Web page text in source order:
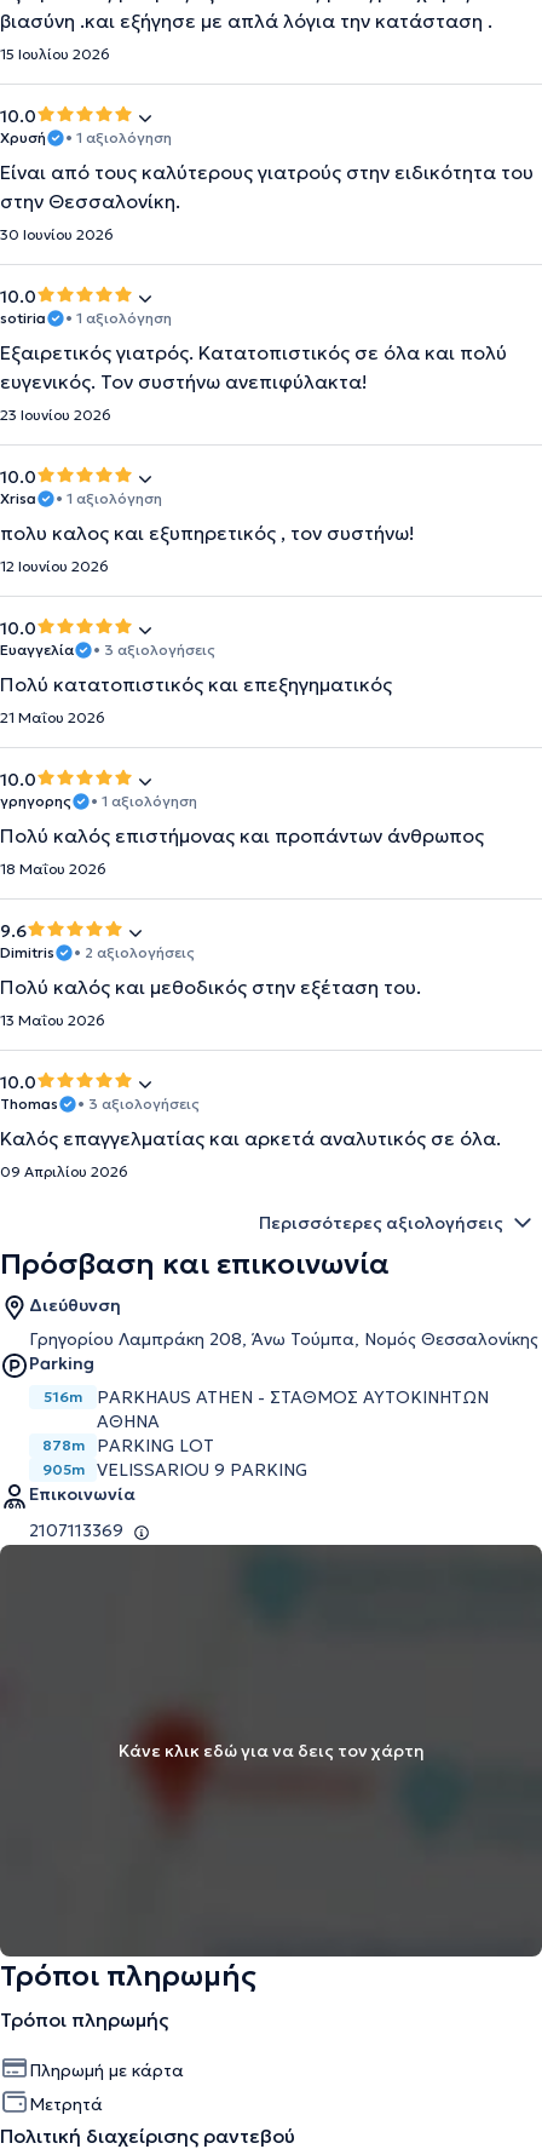
βιασύνη .και εξήγησε με απλά λόγια την κατάσταση .
15 Ιουλίου 2026
10.0
Χρυσή • 1 αξιολόγηση
Είναι από τους καλύτερους γιατρούς στην ειδικότητα του
στην Θεσσαλονίκη.
30 Ιουνίου 2026
10.0
sotiria • 1 αξιολόγηση
Εξαιρετικός γιατρός. Κατατοπιστικός σε όλα και πολύ
ευγενικός. Τον συστήνω ανεπιφύλακτα!
23 Ιουνίου 2026
10.0
Xrisa • 1 αξιολόγηση
πολυ καλος και εξυπηρετικός , τον συστήνω!
12 Ιουνίου 2026
10.0
Ευαγγελία • 3 αξιολογήσεις
Πολύ κατατοπιστικός και επεξηγηματικός
21 Μαΐου 2026
10.0
γρηγορης • 1 αξιολόγηση
Πολύ καλός επιστήμονας και προπάντων άνθρωπος
18 Μαΐου 2026
9.6
Dimitris • 2 αξιολογήσεις
Πολύ καλός και μεθοδικός στην εξέταση του.
13 Μαΐου 2026
10.0
Thomas • 3 αξιολογήσεις
Καλός επαγγελματίας και αρκετά αναλυτικός σε όλα.
09 Απριλίου 2026
Περισσότερες αξιολογήσεις
Πρόσβαση και επικοινωνία
Διεύθυνση
Γρηγορίου Λαμπράκη 208, Άνω Τούμπα, Νομός Θεσσαλονίκης
Parking
516m
PARKHAUS ATHEN - ΣΤΑΘΜΟΣ ΑΥΤΟΚΙΝΗΤΩΝ
ΑΘΗΝΑ
878m PARKING LOT
905m
VELISSARIOU 9 PARKING
Επικοινωνία
2107113369
Κάνε κλικ εδώ για να δεις τον χάρτη
Τρόποι πληρωμής
Τρόποι πληρωμής
Πληρωμή με κάρτα
Μετρητά
Πολιτική διαχείρισης ραντεβού